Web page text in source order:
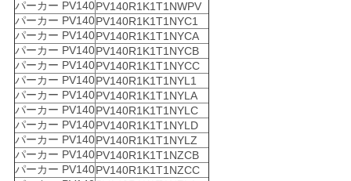
パーカー PV140PV140R1K1T1NWPV
パーカー PV140PV140R1K1T1NYC1
パーカー PV140PV140R1K1T1NYCA
パーカー PV140PV140R1K1T1NYCB
パーカー PV140PV140R1K1T1NYCC
パーカー PV140PV140R1K1T1NYL1
パーカー PV140PV140R1K1T1NYLA
パーカー PV140PV140R1K1T1NYLC
パーカー PV140PV140R1K1T1NYLD
パーカー PV140PV140R1K1T1NYLZ
パーカー PV140PV140R1K1T1NZCB
パーカー PV140PV140R1K1T1NZCC